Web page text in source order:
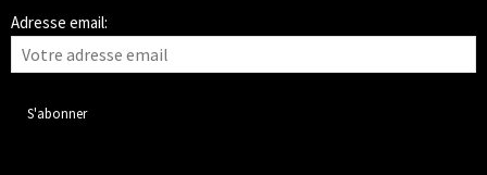
Adresse email: